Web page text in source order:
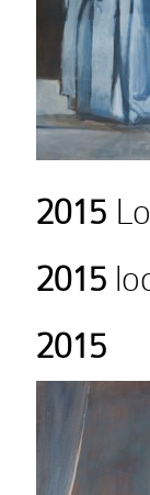
2015
2015
2015